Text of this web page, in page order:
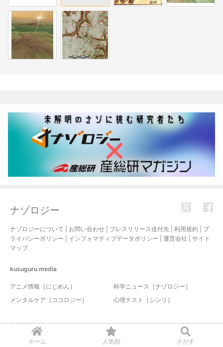
ホーム 人気順 さがす
ナゾロジー
ナゾロジーについて お問い合わせ プレスリリース送付先 利用規約
プ
ライバシーポリシー
インフォマティブデータポリシー 運営会社
サイト
マップ
kusuguru media
アニメ情報［にじめん］
科学ニュース［ナゾロジー］
メンタルケア［ココロジー］
心理テスト［シンリ］
© 2017-2026 nazology. all rights reserved.